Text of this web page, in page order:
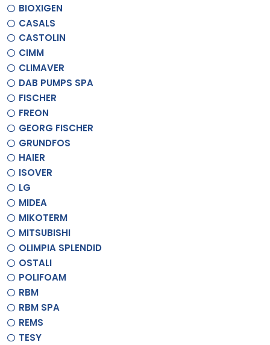
BIOXIGEN
CASALS
CASTOLIN
CIMM
CLIMAVER
DAB PUMPS SPA
FISCHER
FREON
GEORG FISCHER
GRUNDFOS
HAIER
ISOVER
LG
MIDEA
MIKOTERM
MITSUBISHI
OLIMPIA SPLENDID
OSTALI
POLIFOAM
RBM
RBM SPA
REMS
TESY